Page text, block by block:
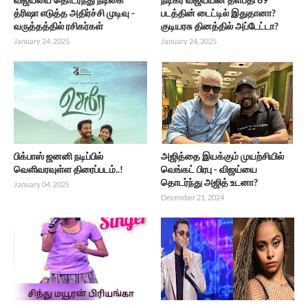
த்ரிஷா எடுத்த அதிர்ச்சி முடிவு -
வருத்தத்தில் ரசிகர்கள்
January 24, 2025
படத்தின் டைட்டில் இதுதானா?
குடியரசு தினத்தில் அப்டேட்டா?
January 24, 2025
பிக்பாஸ் ஜனனி நடிப்பில்
வெளிவரவுள்ள திரைப்படம்..!
January 04, 2025
அஜித்தை இயக்கும் முயற்சியில்
வெங்கட் பிரபு - விஜய்யை
தொடர்ந்து அஜித் உடனா?
December 21, 2024